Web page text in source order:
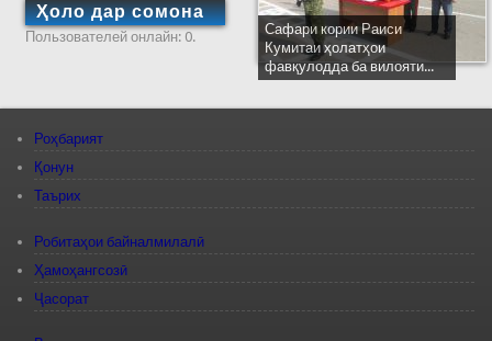
Ҳоло дар сомона
Пользователей онлайн: 0.
Сафари кории Раиси
Кумитаи ҳолатҳои
фавқулодда ба вилояти...
Роҳбарият
Қонун
Таърих
Робитаҳои байналмилалӣ
Ҳамоҳангсозӣ
Ҷасорат